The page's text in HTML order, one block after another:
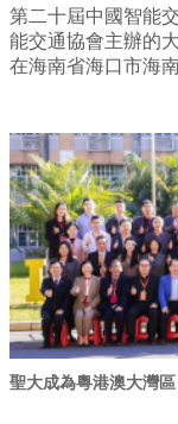
第二十屆中國智能
能交通協會主辦的
在海南省海口市海
聖大成為粵港澳大灣